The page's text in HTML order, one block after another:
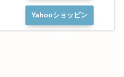
Yahooショッピン